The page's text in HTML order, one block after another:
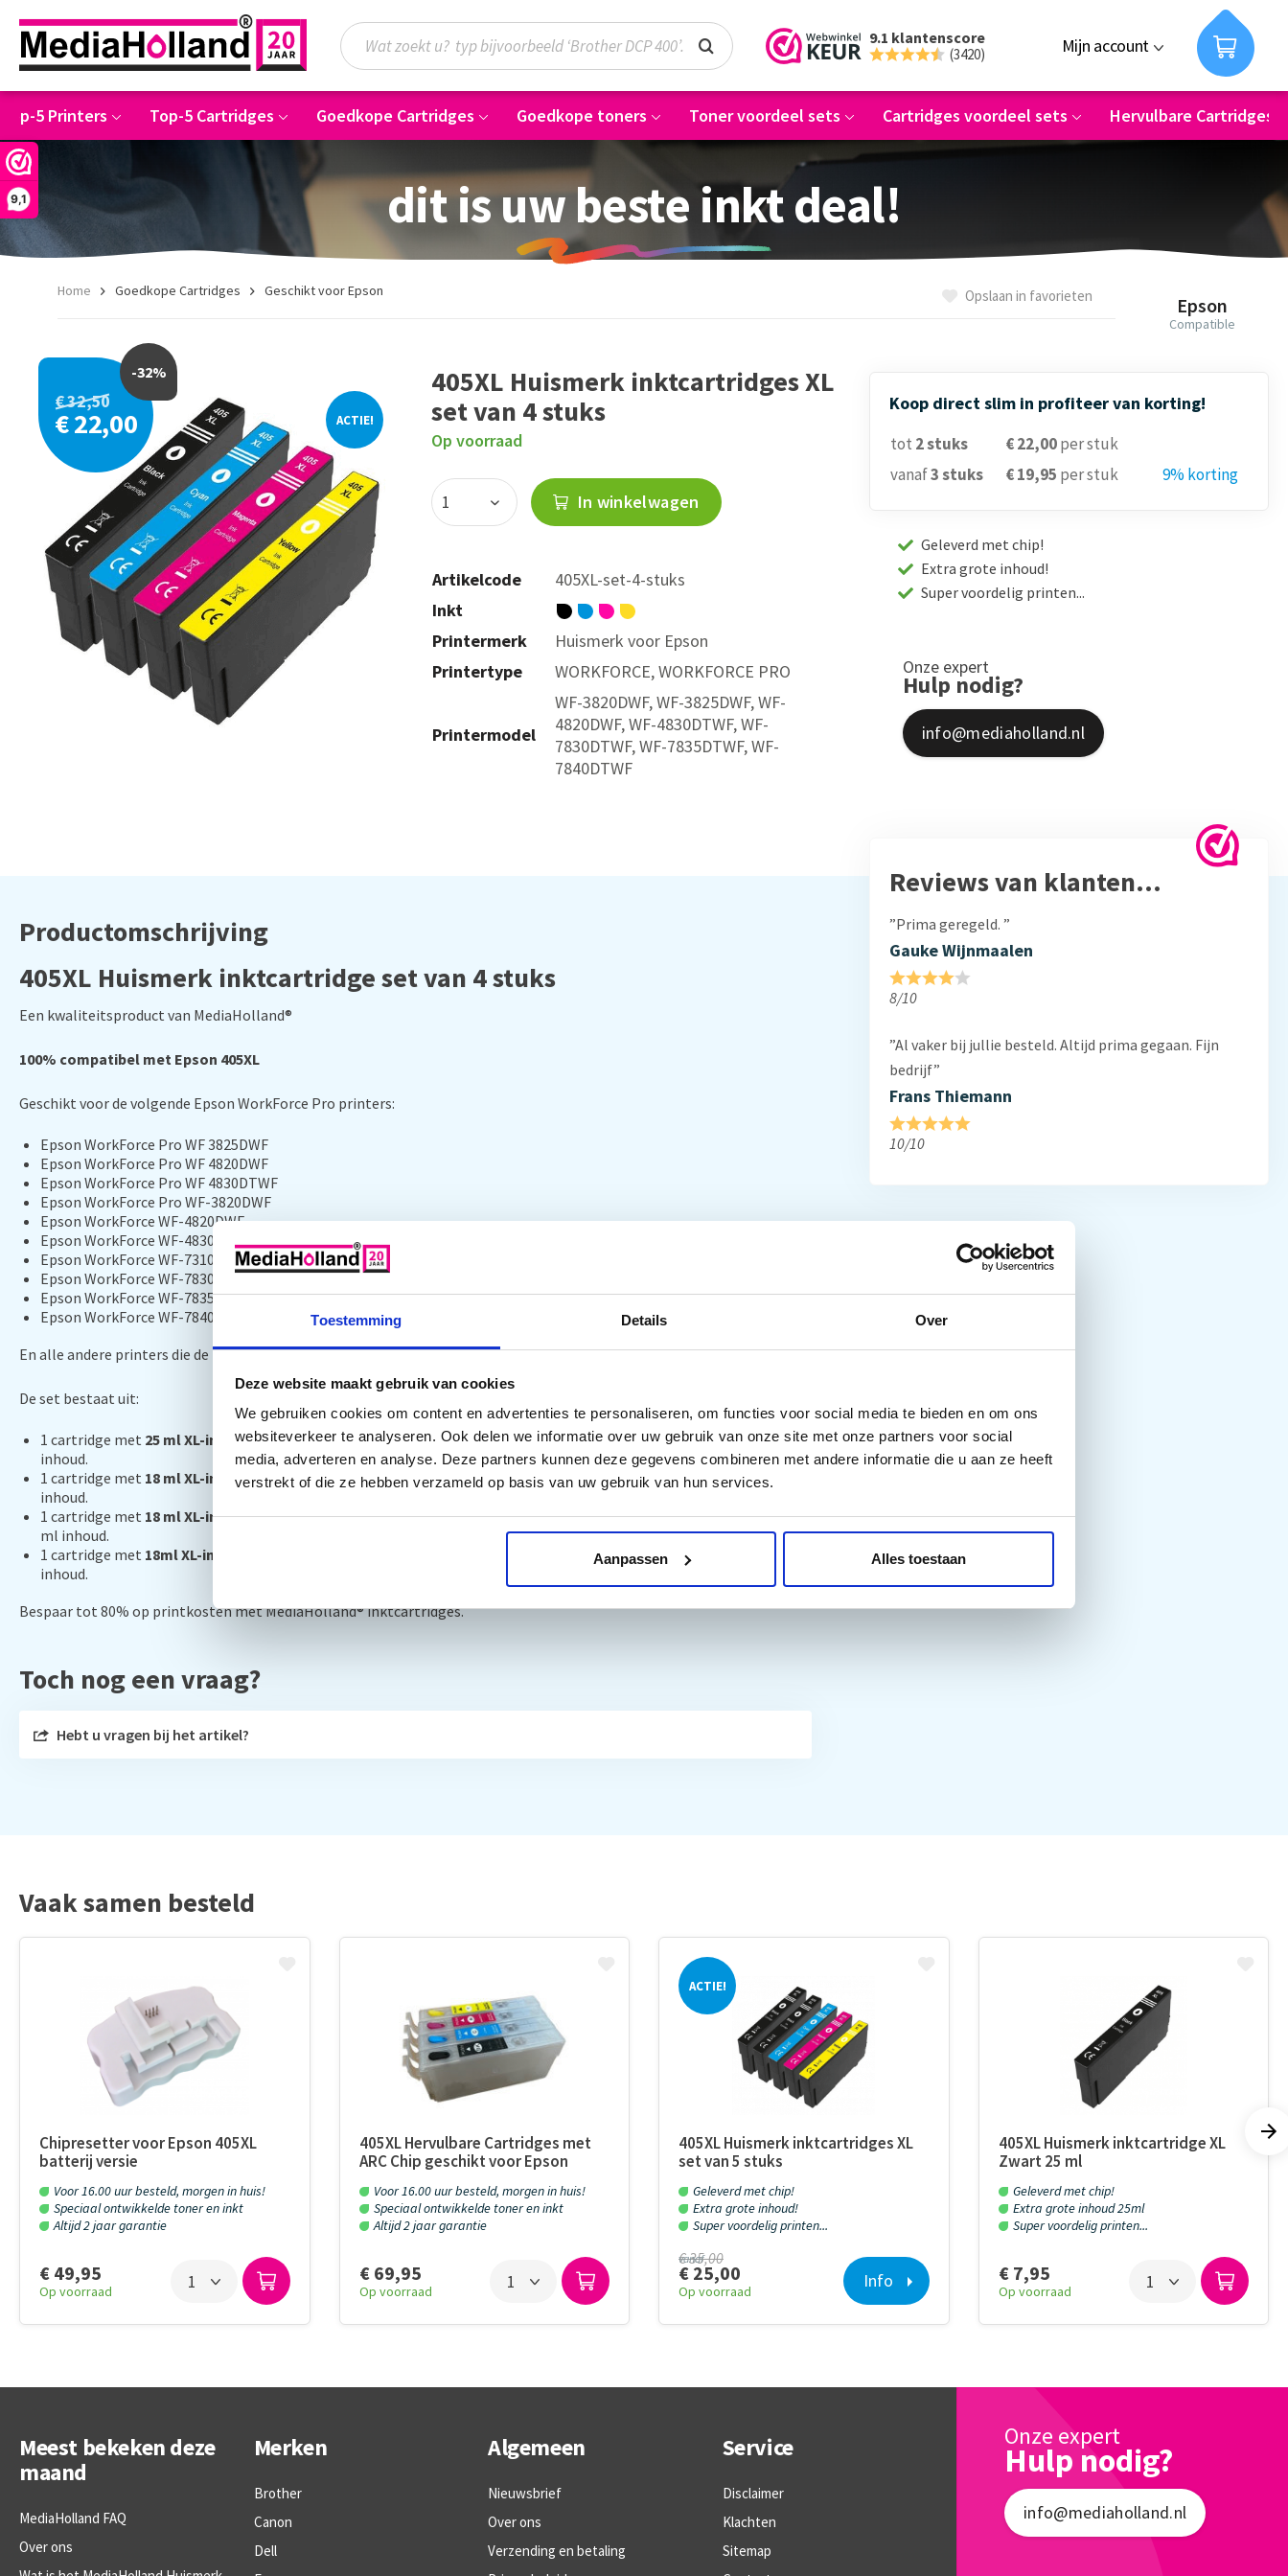
Toestemming Details Over
Deze website maakt gebruik van cookies
We gebruiken cookies om content en advertenties te personaliseren, om functies voor social media te bieden en om ons
websiteverkeer te analyseren. Ook delen we informatie over uw gebruik van onze site met onze partners voor social
media, adverteren en analyse. Deze partners kunnen deze gegevens combineren met andere informatie die u aan ze heeft
verstrekt of die ze hebben verzameld op basis van uw gebruik van hun services.
Aanpassen Alles toestaan
9,1
9.1 klantenscore
(3420) Mijn account
Top-5 Printers Top-5 Cartridges Goedkope Cartridges Goedkope toners Toner voordeel sets Cartridges voordeel sets Hervulbare Cartridges
dit is uw beste inkt deal!
Home Goedkope Cartridges Geschikt voor Epson
ACTIE!
€ 32,50
-32%
€ 22,00
405XL Huismerk inktcartridges XL
set van 4 stuks
Op voorraad
In winkelwagen
Artikelcode
405XL-set-4-stuks
Inkt
Printermerk
Huismerk voor Epson
Printertype
WORKFORCE, WORKFORCE PRO
Printermodel
WF-3820DWF, WF-3825DWF, WF-
4820DWF, WF-4830DTWF, WF-
7830DTWF, WF-7835DTWF, WF-
7840DTWF
Opslaan in favorieten Epson
Compatible
Koop direct slim in profiteer van korting!
tot 2stuks € 22,00per stuk
vanaf3stuks € 19,95 per stuk 9% korting
Geleverd met chip!
Extra grote inhoud!
Super voordelig printen...
Onze expert
Hulp nodig?
info@mediaholland.nl
Productomschrijving
405XL Huismerk inktcartridge set van 4 stuks
Een kwaliteitsproduct van MediaHolland®
100% compatibel met Epson 405XL
Geschikt voor de volgende Epson WorkForce Pro printers:
Epson WorkForce Pro WF 3825DWF
Epson WorkForce Pro WF 4820DWF
Epson WorkForce Pro WF 4830DTWF
Epson WorkForce Pro WF-3820DWF
Epson WorkForce WF-4820DWF
Epson WorkForce WF-4830DTWF
Epson WorkForce WF-7310DTW
Epson WorkForce WF-7830DTWF
Epson WorkForce WF-7835DTWF
Epson WorkForce WF-7840DTWF
En alle andere printers die de Epson 405 XL gebruiken volgens de gebruiksaanwijzing.
De set bestaat uit:
1 cartridge met 25 ml XL-inhoud, compatibel met Epson 405XL zwart (C13T05H14010). Originele XL slechts 18,9ml
inhoud.
1 cartridge met 18 ml XL-inhoud, compatibel met Epson 405XL Cyaan (C13T05H24010). Originele XL slechts 14,7 ml
inhoud.
1 cartridge met 18 ml XL-inhoud, compatibel met Epson 405XL Magenta (C13T05H34010). Originele XL slechts 14,7
ml inhoud.
1 cartridge met 18ml XL-inhoud
, compatibel met Epson 405XL geel (C13T05H44010). Originele XL slechts 14,7 ml
inhoud.
Bespaar tot 80% op printkosten met MediaHolland® inktcartridges.
Toch nog een vraag?
Hebt u vragen bij het artikel?
Reviews van klanten…
”Prima geregeld. ”
Gauke Wijnmaalen
8/10
”Al vaker bij jullie besteld. Altijd prima gegaan. Fijn
bedrijf”
Frans Thiemann
10/10
Vaak samen besteld
Chipresetter voor Epson 405XL
batterij versie
Voor 16.00 uur besteld, morgen in huis!
Speciaal ontwikkelde toner en inkt
Altijd 2 jaar garantie
€ 49,95
Op voorraad
405XL Hervulbare Cartridges met
ARC Chip geschikt voor Epson
Voor 16.00 uur besteld, morgen in huis!
Speciaal ontwikkelde toner en inkt
Altijd 2 jaar garantie
€ 69,95
Op voorraad
ACTIE!
405XL Huismerk inktcartridges XL
set van 5 stuks
Geleverd met chip!
Extra grote inhoud!
Super voordelig printen...
€ 35,00
vanaf
€ 25,00
Op voorraad Info
405XL Huismerk inktcartridge XL
Zwart 25 ml
Geleverd met chip!
Extra grote inhoud 25ml
Super voordelig printen...
€ 7,95
Op voorraad
Meest bekeken deze
maand
MediaHolland FAQ
Over ons
Merken
Brother
Canon
Dell
Algemeen
Nieuwsbrief
Over ons
Verzending en betaling
Service
Disclaimer
Klachten
Sitemap
Onze expert
Hulp nodig?
info@mediaholland.nl